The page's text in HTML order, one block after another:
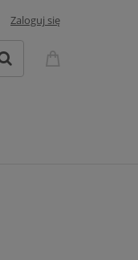
Zaloguj się